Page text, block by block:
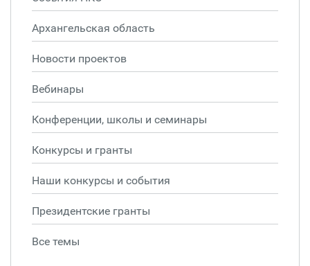
Архангельская область
Новости проектов
Вебинары
Конференции, школы и семинары
Конкурсы и гранты
Наши конкурсы и события
Президентские гранты
Все темы